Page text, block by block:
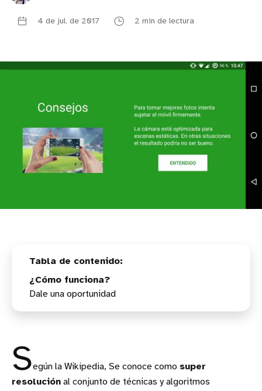
4 de jul. de 2017 2 min de lectura
¿Cómo funciona?
Dale una oportunidad
Según la Wikipedia, Se conoce como super
resolución al conjunto de técnicas y algoritmos